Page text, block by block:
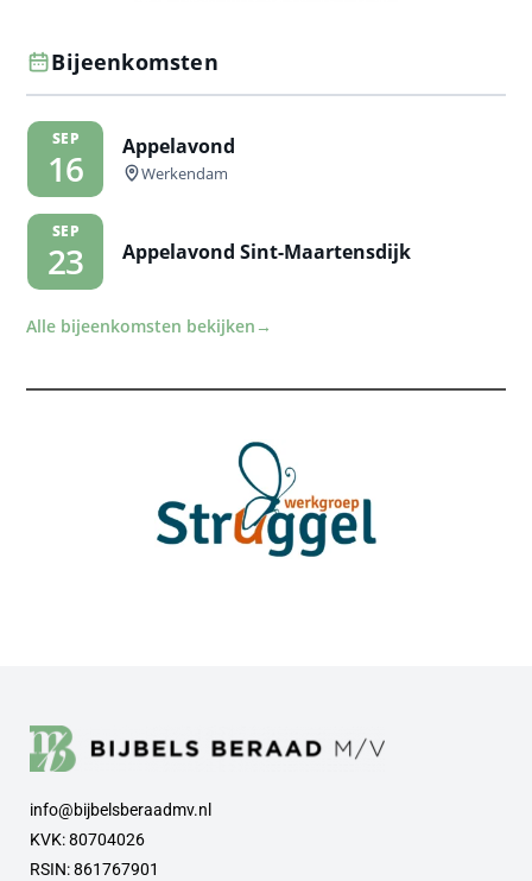
Bijeenkomsten
SEP
16
Appelavond
Werkendam
SEP
23 Appelavond Sint-Maartensdijk
Alle bijeenkomsten bekijken →
info@bijbelsberaadmv.nl
KVK: 80704026
RSIN: 861767901